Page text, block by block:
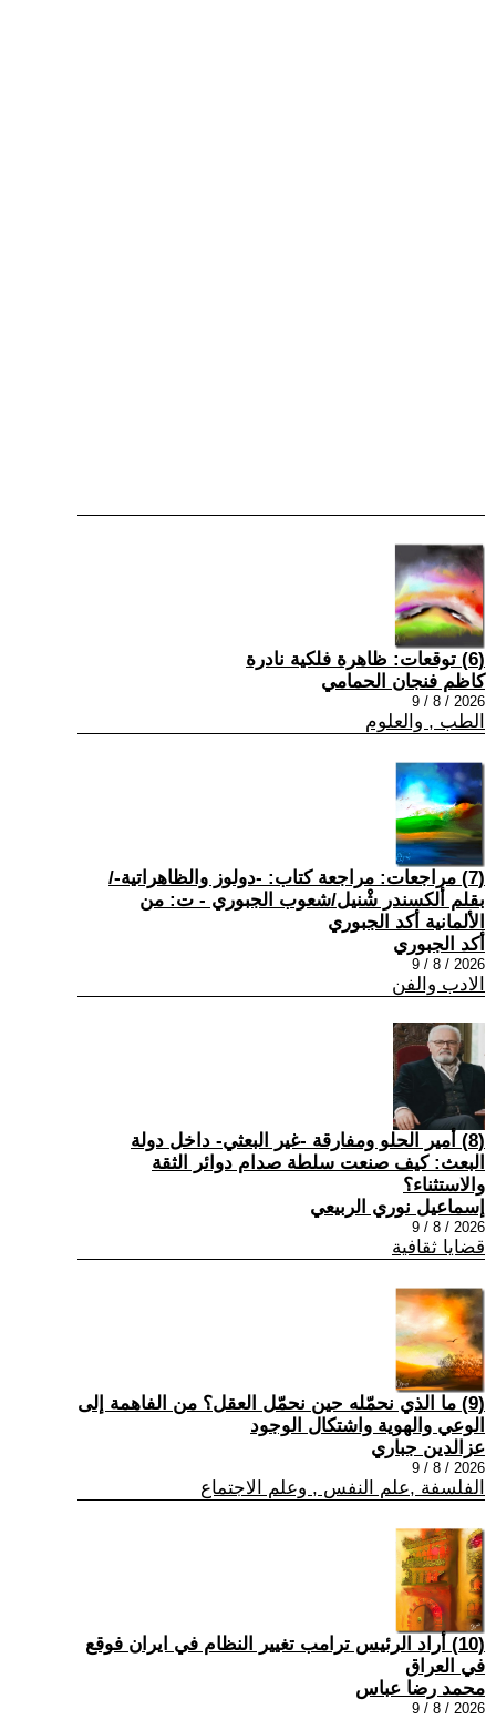
(6) توقعات: ظاهرة فلكية نادرة
كاظم فنجان الحمامي
2026 / 8 / 9
الطب , والعلوم
(7) مراجعات: مراجعة كتاب: -دولوز والظاهراتية-/
بقلم ألكسندر شْنيل/شعوب الجبوري - ت: من
الألمانية أكد الجبوري
أكد الجبوري
2026 / 8 / 9
الادب والفن
(8) أمير الحلو ومفارقة -غير البعثي- داخل دولة
البعث: كيف صنعت سلطة صدام دوائر الثقة
والاستثناء؟
إسماعيل نوري الربيعي
2026 / 8 / 9
قضايا ثقافية
(9) ما الذي نحمّله حين نحمّل العقل؟ من الفاهمة إلى
الوعي والهوية واشتكال الوجود
عزالدين جباري
2026 / 8 / 9
الفلسفة ,علم النفس , وعلم الاجتماع
(10) أراد الرئيس ترامب تغيير النظام في ايران فوقع
في العراق
محمد رضا عباس
2026 / 8 / 9